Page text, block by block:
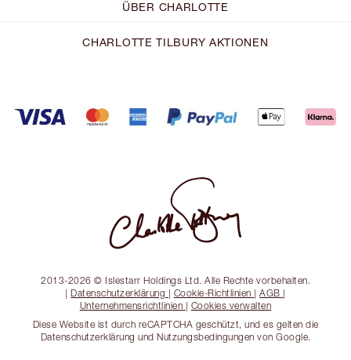
ÜBER CHARLOTTE
CHARLOTTE TILBURY AKTIONEN
2013-2026 © Islestarr Holdings Ltd. Alle Rechte vorbehalten.
| Datenschutzerklärung | Cookie-Richtlinien |AGB |
Unternehmensrichtlinien | Cookies verwalten
Diese Website ist durch reCAPTCHA geschützt, und es gelten die
Datenschutzerklärung und Nutzungsbedingungen von Google.